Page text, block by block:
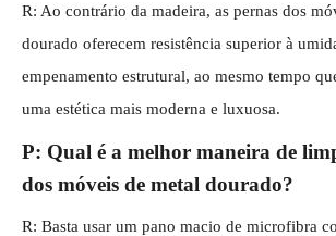
R: Ao contrário da madeira, as pernas dos
dourado oferecem resistência superior à
empenamento estrutural, ao mesmo tempo
uma estética mais moderna e luxuosa.
P: Qual é a melhor maneira de
dos móveis de metal dourado?
R: Basta usar um pano macio de microfibra